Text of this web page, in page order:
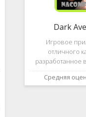
Dark
Игровое
отличного
разработанное
это, конечно же,
ней вы сможете
Средняя